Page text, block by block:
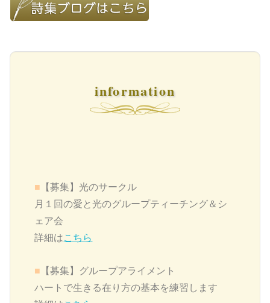
information
■ 【募集】光のサークル
月１回の愛と光のグループティーチング＆シ
ェア会
詳細はこちら
■ 【募集】グループアライメント
ハートで生きる在り方の基本を練習します